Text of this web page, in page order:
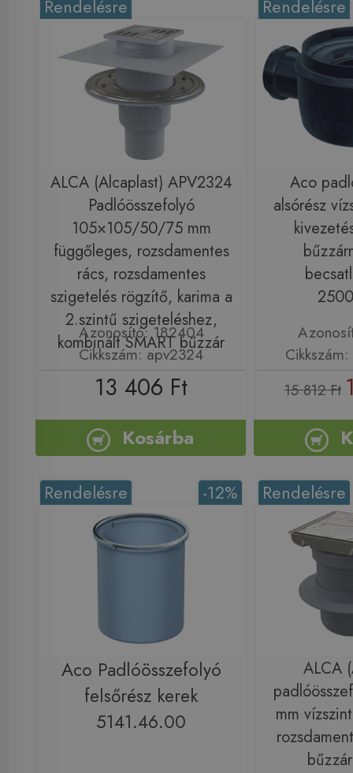
Rendelésre
ALCA (Alcaplast) APV2324
Padlóösszefolyó
105×105/50/75 mm
függőleges, rozsdamentes
rács, rozsdamentes
szigetelés rögzítő, karima a
2.szintű szigeteléshez,
kombinált SMART bűzzár
Azonosító: 182404
Cikkszám: apv2324
13 406 Ft
Kosárba
Rendelésre
Aco
alsórész
15 812 Ft
-12%
Rendelésre
Aco Padlóösszefolyó
felsőrész kerek
5141.46.00
Rendelésre
ALCA
mm